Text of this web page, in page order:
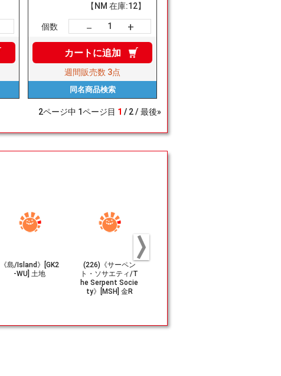
【NM 在庫:12】
個数 － +
カートに追加
週間販売数 3点
同名商品検索
2ページ中 1ページ目 1 2 最後»
《島/Island》[GK2
-WU] 土地
(226)《サーペン
ト・ソサエティ/T
he Serpent Socie
ty》[MSH] 金R